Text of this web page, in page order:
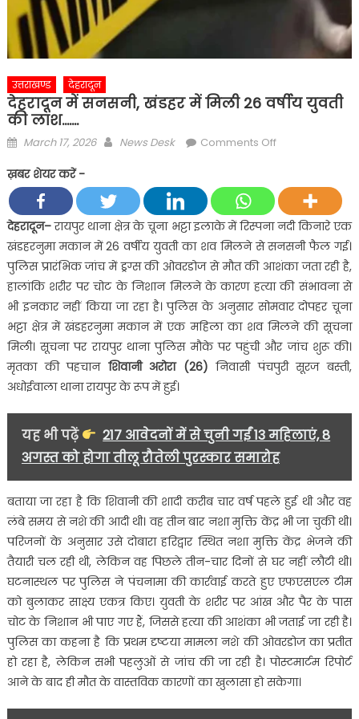
उत्तराखण्ड देहरादून
देहरादून में सनसनी, खंडहर में मिली 26 वर्षीय युवती
की लाश…….
Posted
March 17, 2026 Author
News Desk Comments Offon
सनसनी,
खंडहर
में
मिली
26
वर्षीय
युवती
की
लाश…….
ख़बर शेयर करें -
देहरादून–रायपुर थाना क्षेत्र के चूना भट्टा इलाके में रिस्पना नदी किनारे एक
खंडहरनुमा मकान में 26 वर्षीय युवती का शव मिलने से सनसनी फैल गई।
पुलिस प्रारंभिक जांच में ड्रग्स की ओवरडोज से मौत की आशंका जता रही है,
हालांकि शरीर पर चोट के निशान मिलने के कारण हत्या की संभावना से
भी इनकार नहीं किया जा रहा है। पुलिस के अनुसार सोमवार दोपहर चूना
भट्टा क्षेत्र में खंडहरनुमा मकान में एक महिला का शव मिलने की सूचना
मिली। सूचना पर रायपुर थाना पुलिस मौके पर पहुंची और जांच शुरू की।
मृतका की पहचान शिवानी अरोरा (26) निवासी पंचपुरी सूरज बस्ती,
अधोईवाला थाना रायपुर के रूप में हुई।
यह भी पढ़ें
217 आवेदनों में से चुनी गईं 13 महिलाएं, 8
अगस्त को होगा तीलू रौतेली पुरस्कार समारोह
बताया जा रहा है कि शिवानी की शादी करीब चार वर्ष पहले हुई थी और वह
लंबे समय से नशे की आदी थी। वह तीन बार नशा मुक्ति केंद्र भी जा चुकी थी।
परिजनों के अनुसार उसे दोबारा हरिद्वार स्थित नशा मुक्ति केंद्र भेजने की
तैयारी चल रही थी, लेकिन वह पिछले तीन-चार दिनों से घर नहीं लौटी थी।
घटनास्थल पर पुलिस ने पंचनामा की कार्रवाई करते हुए एफएसएल टीम
को बुलाकर साक्ष्य एकत्र किए। युवती के शरीर पर आंख और पैर के पास
चोट के निशान भी पाए गए हैं, जिससे हत्या की आशंका भी जताई जा रही है।
पुलिस का कहना है कि प्रथम दृष्टया मामला नशे की ओवरडोज का प्रतीत
हो रहा है, लेकिन सभी पहलुओं से जांच की जा रही है। पोस्टमार्टम रिपोर्ट
आने के बाद ही मौत के वास्तविक कारणों का खुलासा हो सकेगा।